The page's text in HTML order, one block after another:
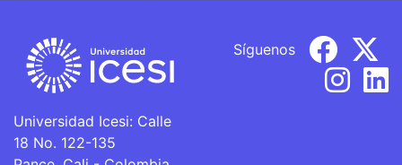
Universidad Icesi: Calle
18 No. 122-135
Síguenos